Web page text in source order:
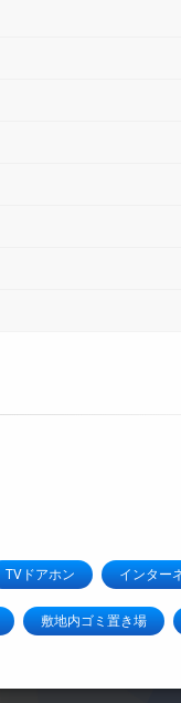
TVドアホン インター
敷地内ゴミ置き場